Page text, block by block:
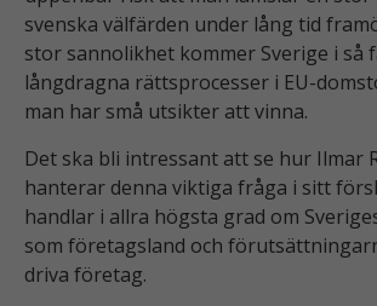
svenska välfärden under lång tid
stor sannolikhet kommer Sverige i så
långdragna rättsprocesser i EU-
man har små utsikter att vinna.
Det ska bli intressant att se hur Ilmar
hanterar denna viktiga fråga i sitt
handlar i allra högsta grad om
som företagsland och
driva företag.